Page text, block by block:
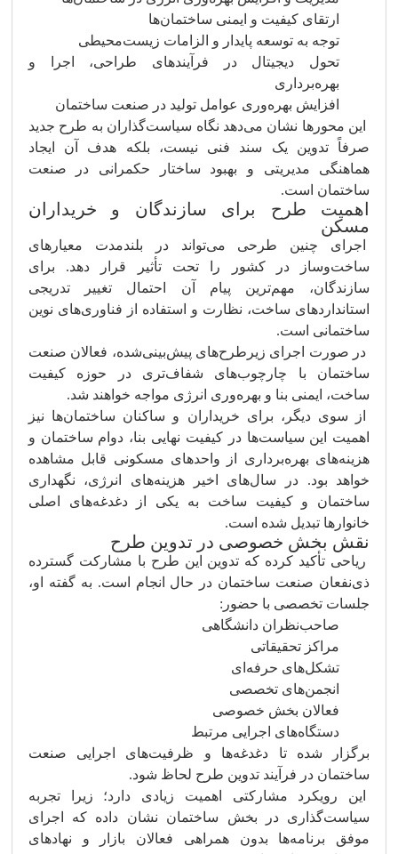
ارتقای کیفیت و ایمنی ساختمان‌ها
توجه به توسعه پایدار و الزامات زیست‌محیطی
تحول دیجیتال در فرآیندهای طراحی، اجرا و
بهره‌برداری
افزایش بهره‌وری عوامل تولید در صنعت ساختمان
این محورها نشان می‌دهد نگاه سیاست‌گذاران به طرح جدید
صرفاً تدوین یک سند فنی نیست، بلکه هدف آن ایجاد
هماهنگی مدیریتی و بهبود ساختار حکمرانی در صنعت
ساختمان است.
اهمیت طرح برای سازندگان و خریداران
مسکن
اجرای چنین طرحی می‌تواند در بلندمدت معیارهای
ساخت‌وساز در کشور را تحت تأثیر قرار دهد. برای
سازندگان، مهم‌ترین پیام آن احتمال تغییر تدریجی
استانداردهای ساخت، نظارت و استفاده از فناوری‌های نوین
ساختمانی است.
در صورت اجرای زیرطرح‌های پیش‌بینی‌شده، فعالان صنعت
ساختمان با چارچوب‌های شفاف‌تری در حوزه کیفیت
ساخت، ایمنی بنا و بهره‌وری انرژی مواجه خواهند شد.
از سوی دیگر، برای خریداران و ساکنان ساختمان‌ها نیز
اهمیت این سیاست‌ها در کیفیت نهایی بنا، دوام ساختمان و
هزینه‌های بهره‌برداری از واحدهای مسکونی قابل مشاهده
خواهد بود. در سال‌های اخیر هزینه‌های انرژی، نگهداری
ساختمان و کیفیت ساخت به یکی از دغدغه‌های اصلی
خانوارها تبدیل شده است.
نقش بخش خصوصی در تدوین طرح
ریاحی تأکید کرده که تدوین این طرح با مشارکت گسترده
ذی‌نفعان صنعت ساختمان در حال انجام است. به گفته او،
جلسات تخصصی با حضور:
صاحب‌نظران دانشگاهی
مراکز تحقیقاتی
تشکل‌های حرفه‌ای
انجمن‌های تخصصی
فعالان بخش خصوصی
دستگاه‌های اجرایی مرتبط
برگزار شده تا دغدغه‌ها و ظرفیت‌های اجرایی صنعت
ساختمان در فرآیند تدوین طرح لحاظ شود.
این رویکرد مشارکتی اهمیت زیادی دارد؛ زیرا تجربه
سیاست‌گذاری در بخش ساختمان نشان داده که اجرای
موفق برنامه‌ها بدون همراهی فعالان بازار و نهادهای